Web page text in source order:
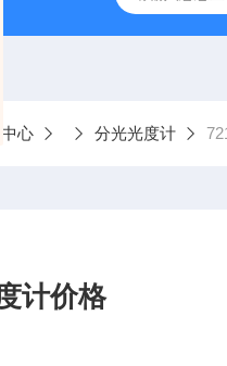
中心 分光光度计
计价格